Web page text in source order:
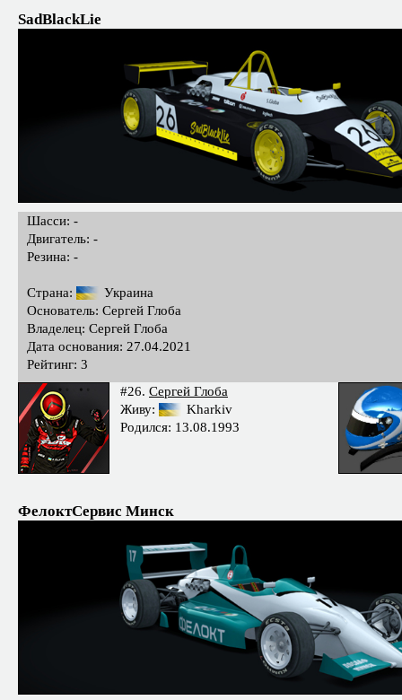
SadBlackLie
Шасси: -
Двигатель: -
Резина: -
Страна:
Украина
Основатель: Сергей Глоба
Владелец: Сергей Глоба
Дата основания: 27.04.2021
Рейтинг: 3
#26. Сергей Глоба
Живу:
Kharkiv
Родился: 13.08.1993
ФелоктСервис Минск